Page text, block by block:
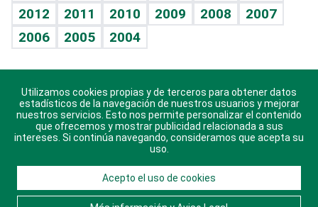
Celebrando la vida
Sin complejos
En pocas palabras
Escuchando al corazón
Economía Personal
2012
2011 2010 2009 2008
2007
2006
2005 2004
Descarga nuestras aplicaciones para Android, iOS y
sistema Huawei.
© 2021 Diario Libre, todos los derechos reservados.
Utilizamos cookies propias y de terceros para obtener datos
estadísticos de la navegación de nuestros usuarios y mejorar
nuestros servicios. Esto nos permite personalizar el contenido
que ofrecemos y mostrar publicidad relacionada a sus
intereses. Si continúa navegando, consideramos que acepta su
uso.
Acepto el uso de cookies